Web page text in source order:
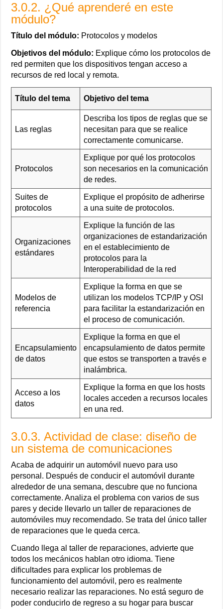
3.0.2. ¿Qué aprenderé en este
módulo?
Título del módulo: Protocolos y modelos
Objetivos del módulo: Explique cómo los protocolos de
red permiten que los dispositivos tengan acceso a
recursos de red local y remota.
Título del tema Objetivo del tema
Las reglas
Describa los tipos de reglas que se
necesitan para que se realice
correctamente comunicarse.
Protocolos
Explique por qué los protocolos
son necesarios en la comunicación
de redes.
Suites de
protocolos
Explique el propósito de adherirse
a una suite de protocolos.
Organizaciones
estándares
Explique la función de las
organizaciones de estandarización
en el establecimiento de
protocolos para la
Interoperabilidad de la red
Modelos de
referencia
Explique la forma en que se
utilizan los modelos TCP/IP y OSI
para facilitar la estandarización en
el proceso de comunicación.
Encapsulamiento
de datos
Explique la forma en que el
encapsulamiento de datos permite
que estos se transporten a través e
inalámbrica.
Acceso a los
datos
Explique la forma en que los hosts
locales acceden a recursos locales
en una red.
3.0.3. Actividad de clase: diseño de
un sistema de comunicaciones
Acaba de adquirir un automóvil nuevo para uso
personal. Después de conducir el automóvil durante
alrededor de una semana, descubre que no funciona
correctamente. Analiza el problema con varios de sus
pares y decide llevarlo un taller de reparaciones de
automóviles muy recomendado. Se trata del único taller
de reparaciones que le queda cerca.
Cuando llega al taller de reparaciones, advierte que
todos los mecánicos hablan otro idioma. Tiene
dificultades para explicar los problemas de
funcionamiento del automóvil, pero es realmente
necesario realizar las reparaciones. No está seguro de
poder conducirlo de regreso a su hogar para buscar